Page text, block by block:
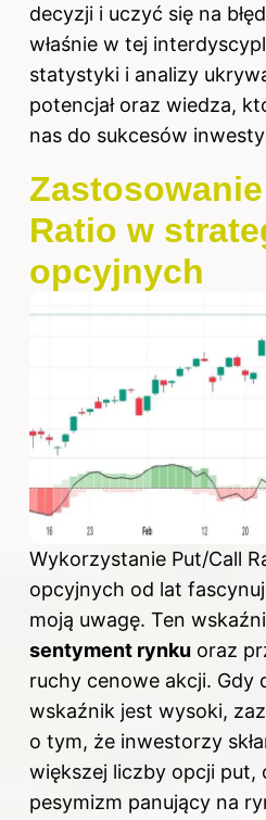
decyzji i uczyć się na
właśnie w tej
statystyki i analizy
potencjał oraz wiedza,
nas do sukcesów
Ratio w
opcyjnych
Wykorzystanie Put/Call
opcyjnych od lat
moją uwagę. Ten
sentyment rynku oraz
ruchy cenowe akcji. Gdy
wskaźnik jest wysoki,
o tym, że inwestorzy
większej liczby opcji put,
pesymizm panujący na